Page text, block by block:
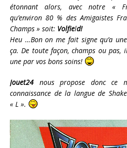
étonnant alors, avec notre «
qu’environ 80 % des Amigaistes
Champs » soit: Volfield!
Heu …Bon on me fait signe qu’a
ça. De toute façon, champs ou pas,
une par vos bons soins!
Jouet24 nous propose donc ce
connaissance de la langue de
« L ».